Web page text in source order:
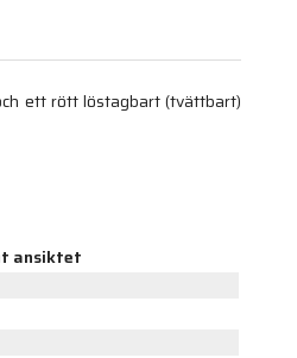
ett rött löstagbart (tvättbart)
ansiktet